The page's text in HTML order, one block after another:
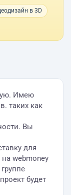
в 3D
Имею
таких как
Вы
для
webmoney
будет